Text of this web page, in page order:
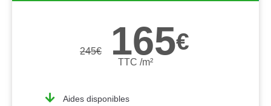
245€ 165€
TTC /m²
Aides disponibles